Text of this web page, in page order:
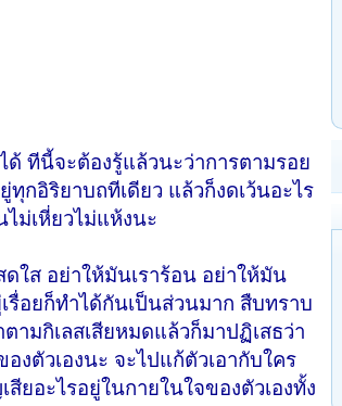
ด้ ทีนี้จะต้องรู้แล้วนะว่าการตามรอย
กอิริยาบถทีเดียว แล้วก็งดเว้นอะไร
ม่เหี่ยวไม่แห้งนะ
ใส อย่าให้มันเราร้อน อย่าให้มัน
รื่อยก็ทำได้กันเป็นส่วนมาก สืบทราบ
ามกิเลสเสียหมดแล้วก็มาปฏิเสธว่า
ตัวเองนะ จะไปแก้ตัวเอากับใคร
อะไรอยู่ในกายในใจของตัวเองทั้ง